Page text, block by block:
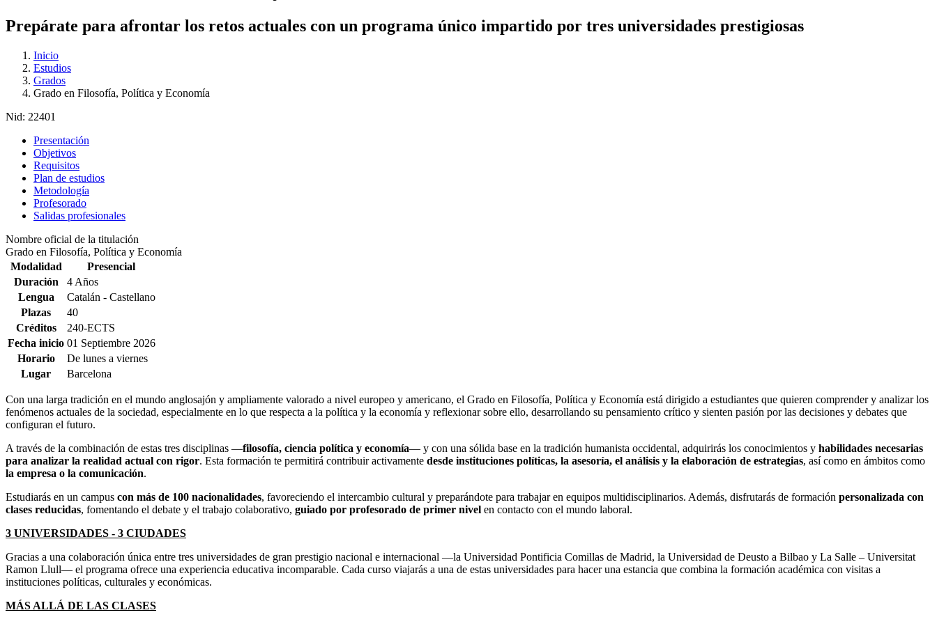
Prepárate para afrontar los retos actuales con un programa único impartido por tres universidades prestigiosas
Inicio
Estudios
Grados
Grado en Filosofía, Política y Economía
Nid: 22401
Presentación
Objetivos
Requisitos
Plan de estudios
Metodología
Profesorado
Salidas profesionales
Nombre oficial de la titulación
Grado en Filosofía, Política y Economía
Modalidad
Presencial
Duración
4 Años
Lengua
Catalán - Castellano
Plazas
40
Créditos
240-ECTS
Fecha inicio 01 Septiembre 2026
Horario
De lunes a viernes
Lugar
Barcelona
Con una larga tradición en el mundo anglosajón y ampliamente valorado a nivel europeo y americano, el Grado en Filosofía, Política y Economía está dirigido a estudiantes que quieren comprender y analizar los
fenómenos actuales de la sociedad, especialmente en lo que respecta a la política y la economía y reflexionar sobre ello, desarrollando su pensamiento crítico y sienten pasión por las decisiones y debates que
configuran el futuro.
A través de la combinación de estas tres disciplinas —filosofía, ciencia política y economía— y con una sólida base en la tradición humanista occidental, adquirirás los conocimientos y habilidades necesarias
para analizar la realidad actual con rigor. Esta formación te permitirá contribuir activamente desde instituciones políticas, la asesoría, el análisis y la elaboración de estrategias, así como en ámbitos como
la empresa o la comunicación.
Estudiarás en un campus con más de 100 nacionalidades, favoreciendo el intercambio cultural y preparándote para trabajar en equipos multidisciplinarios. Además, disfrutarás de formación personalizada con
clases reducidas, fomentando el debate y el trabajo colaborativo, guiado por profesorado de primer nivel en contacto con el mundo laboral.
3 UNIVERSIDADES - 3 CIUDADES
Gracias a una colaboración única entre tres universidades de gran prestigio nacional e internacional —la Universidad Pontificia Comillas de Madrid, la Universidad de Deusto a Bilbao y La Salle – Universitat
Ramon Llull— el programa ofrece una experiencia educativa incomparable. Cada curso viajarás a una de estas universidades para hacer una estancia que combina la formación académica con visitas a
instituciones políticas, culturales y económicas.
MÁS ALLÁ DE LAS CLASES